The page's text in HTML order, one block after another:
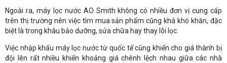
Ngoài ra, máy lọc nước AO Smith không có nhiều đơn vị cung cấp
trên thị trường nên việc tìm mua sản phẩm cũng khá khó khăn, đặc
biệt là trong khâu bảo dưỡng, sửa chữa hay thay lõi lọc.
Việc nhập khẩu máy lọc nước từ quốc tế cũng khiến cho giá thành bị
đội lên rất nhiều khiến khoảng giá chênh lệch nhau giữa các nhà